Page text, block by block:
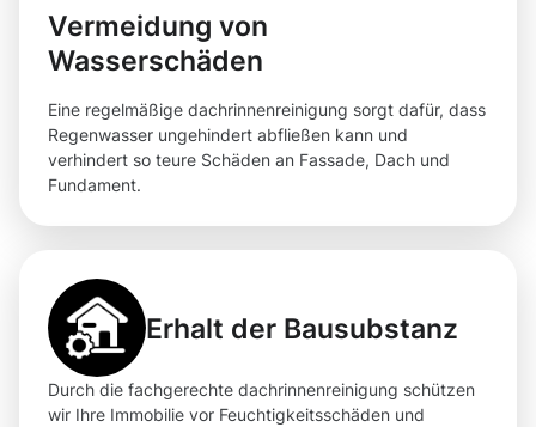
Vermeidung von
Wasserschäden
Eine regelmäßige dachrinnenreinigung sorgt dafür, dass
Regenwasser ungehindert abfließen kann und
verhindert so teure Schäden an Fassade, Dach und
Fundament.
Erhalt der Bausubstanz
Durch die fachgerechte dachrinnenreinigung schützen
wir Ihre Immobilie vor Feuchtigkeitsschäden und